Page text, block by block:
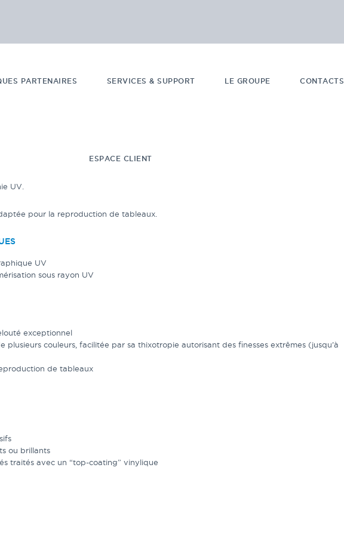
PARTENAIRES SERVICES & SUPPORT LE GROUPE CONTACTS
ESPACE CLIENT
UV.
pour la reproduction de tableaux.
UV
sous rayon UV
exceptionnel
plusieurs couleurs, facilitée par sa thixotropie autorisant des finesses extrêmes (jusqu’à
de tableaux
ou brillants
traités avec un “top-coating” vinylique